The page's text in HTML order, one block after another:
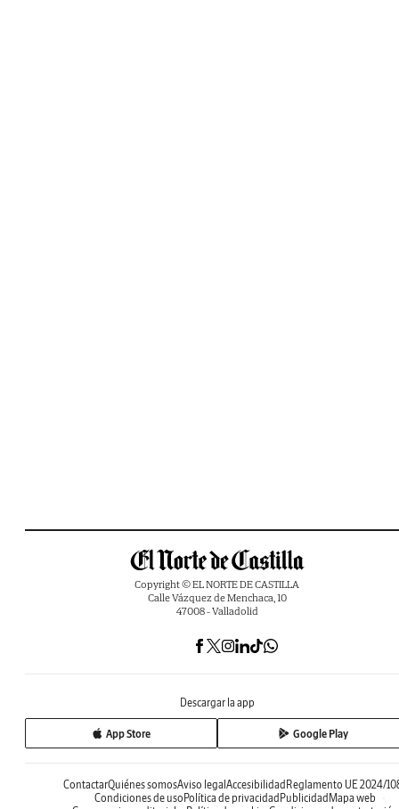
Copyright © EL NORTE DE CASTILLA
Calle Vázquez de Menchaca, 10
47008 - Valladolid
Descargar la app
App Store Google Play
ContactarQuiénes somosAviso legal Accesibilidad Reglamento UE 2024/
Condiciones de uso Política de privacidad Publicidad Mapa web